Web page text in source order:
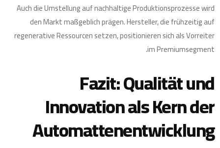
Auch die Umstellung auf nachhaltige Produktionsprozesse wird
den Markt maßgeblich prägen. Hersteller, die frühzeitig auf
regenerative Ressourcen setzen, positionieren sich als Vorreiter
im Premiumsegment.
Fazit: Qualität und
Innovation als Kern der
Automattenentwicklung